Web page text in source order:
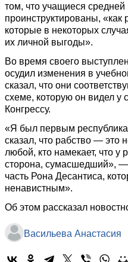
том, что учащиеся
проинструктированы,
которые в некоторых
их личной выгоды».
Во время своего
осудил изменения в
сказал, что они
схеме, которую он видел у
Конгрессу.
«Я был первым
сказал, что рабство — это
любой, кто намекает, что у
сторона, сумасшедший»,
часть Рона Деcантиса,
ненавистным».
Об этом рассказал
Васильева Анастасия